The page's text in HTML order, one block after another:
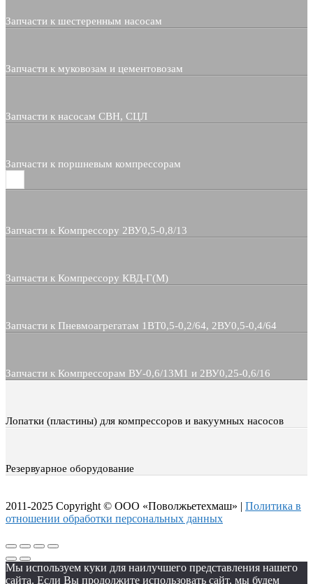
Запчасти к шестеренным насосам
Запчасти к муковозам и цементовозам
Запчасти к насосам СВН, СЦЛ
Запчасти к поршневым компрессорам
Запчасти к Компрессору 2ВУ0,5-0,8/13
Запчасти к Компрессору КВД-Г(М)
Запчасти к Пневмоагрегатам 1ВТ0,5-0,2/64, 2ВУ0,5-0,4/64
Запчасти к Компрессорам ВУ-0,6/13М1 и 2ВУ0,25-0,6/16
Лопатки (пластины) для компрессоров и вакуумных насосов
Резервуарное оборудование
2011-2025 Copyright © ООО «Поволжьетехмаш» | Политика в
отношении обработки персональных данных
Мы используем куки для наилучшего представления нашего
сайта. Если Вы продолжите использовать сайт, мы будем